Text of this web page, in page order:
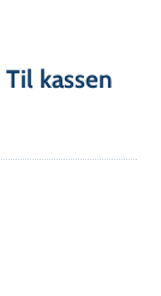
Til kassen